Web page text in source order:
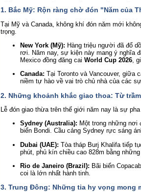
1. Bắc Mỹ: Rộn ràng chờ đón "Năm của
Tại Mỹ và Canada, không khí đón năm mới
trọng.
New York (Mỹ): Hàng triệu người đã đổ
rơi. Năm nay, sự kiện này mang ý nghĩa
Mexico đồng đăng cai World Cup 2026 ,
Canada: Tại Toronto và Vancouver, giữa
niềm tự hào về vai trò chủ nhà của các
2. Những khoảnh khắc giao thoa: Từ
Lễ đón giao thừa trên thế giới năm nay là sự
Sydney (Australia): Một trong những nơi
biển Bondi. Cầu cảng Sydney rực sáng
Dubai (UAE): Tòa tháp Burj Khalifa tiếp
phút, phủ kín chiều cao 828m bằng
Rio de Janeiro (Brazil): Bãi biển
coi là lớn nhất hành tinh.
3. Trung Đông: Những tia hy vọng mong